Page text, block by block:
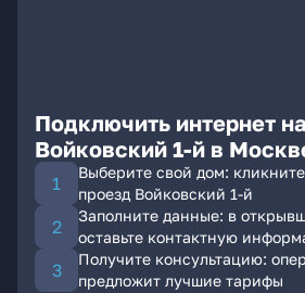
Подключить интернет
Войковский 1-й в
Выберите свой дом:
проезд Войковский 1-й
Заполните данные: в
оставьте контактную
Получите консультацию:
предложит лучшие тарифы